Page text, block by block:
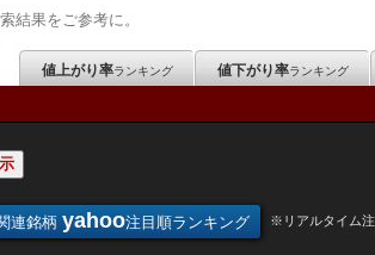
結果をご参考に。
値上がり率ランキング 値下がり率ランキング
連銘柄 yahoo注目順ランキング ※リアルタイム